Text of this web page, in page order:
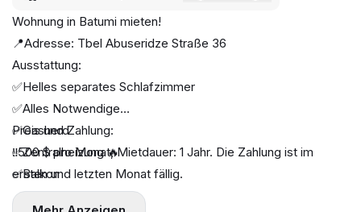
Wohnung in Batumi mieten!
📍Adresse: Tbel Abuseridze Straße 36
Ausstattung:
✅Helles separates Schlafzimmer
✅Alles Notwendige
✅Gasherd
✅Zentralheizung 🔥
✅Balkon
✅43 m², 7. Stock (von 20)
Preis und Zahlung:
‼️500 $ pro Monat, Mietdauer: 1 Jahr. Die Zahlung ist im
ersten und letzten Monat fällig.